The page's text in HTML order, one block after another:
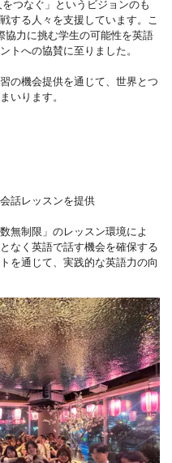
つなぐ」というビジョンのも
する人々を支援しています。こ
協力に挑む学生の可能性を英語
トへの協賛に至りました。
の機会提供を通じて、世界とつ
いります。
話レッスンを提供
無制限」のレッスン環境によ
なく英語で話す機会を確保する
を通じて、実践的な英語力の向